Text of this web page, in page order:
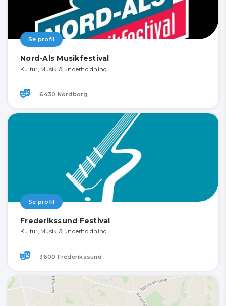
Se profil
Nord-Als Musikfestival
Kultur, Musik & underholdning
6430 Nordborg
Se profil
Frederikssund Festival
Kultur, Musik & underholdning
3600 Frederikssund